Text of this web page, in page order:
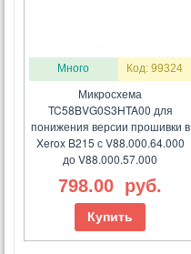
Много Код: 99324
Микросхема
TC58BVG0S3HTA00 для
понижения версии прошивки в
Xerox B215 с V88.000.64.000
до V88.000.57.000
798.00 руб.
Купить